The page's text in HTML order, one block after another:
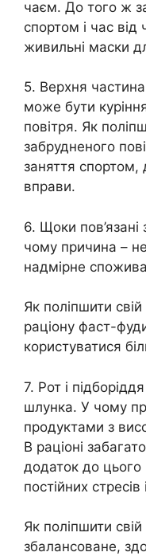
чаєм. До того ж
спортом і час від
живильні маски
5. Верхня
може бути
повітря. Як
забрудненого
заняття спортом,
вправи.
6. Щоки
чому причина –
надмірне
Як поліпшити
раціону фаст-
користуватися
7. Рот і
шлунка. У чому
продуктами з
В раціоні
додаток до
постійних стресів
Як поліпшити
збалансоване,